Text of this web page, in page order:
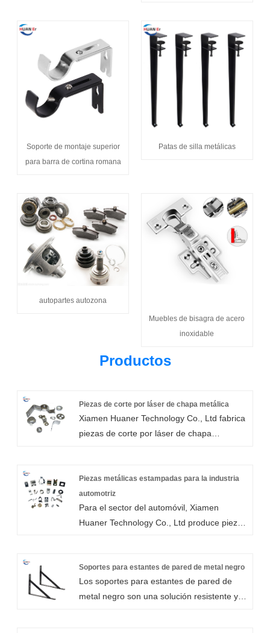
Soporte de montaje superior
para barra de cortina romana
Patas de silla metálicas
autopartes autozona
Muebles de bisagra de acero
inoxidable
Productos
Piezas de corte por láser de chapa metálica
Xiamen Huaner Technology Co., Ltd fabrica
piezas de corte por láser de chapa
aluminio, latón, cobre bronce, etc.
Piezas metálicas estampadas para la industria
automotriz
Para el sector del automóvil, Xiamen
Huaner Technology Co., Ltd produce piezas
industria automotriz a lo largo de los años
para mantenernos al día con las
necesidades de estampados automotrices
Soportes para estantes de pared de metal negro
Los soportes para estantes de pared de
metal negro son una solución resistente y